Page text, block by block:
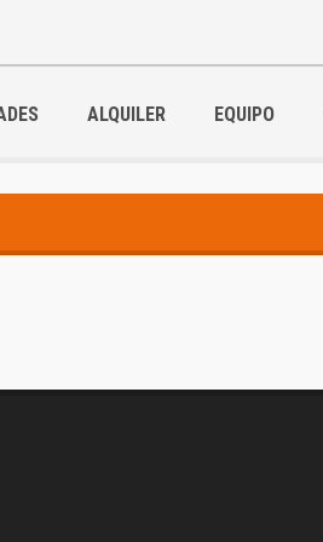
ALQUILER EQUIPO